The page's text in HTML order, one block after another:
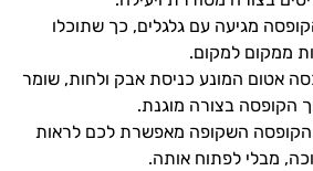
מגיעה עם גלגלים, כך שתוכלו
ממקום למקום.
אטום המונע כניסת אבק ולחות, שומר
הקופסה בצורה מוגנת.
הקופסה השקופה מאפשרת לכם לראות
מבלי לפתוח אותה.